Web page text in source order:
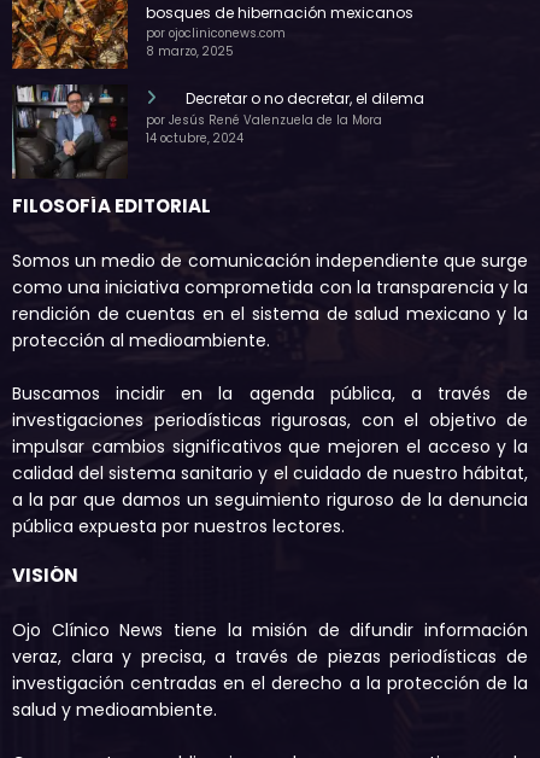
bosques de hibernación mexicanos
por ojocliniconews.com
8 marzo, 2025
Decretar o no decretar, el dilema
por Jesús René Valenzuela de la Mora
14 octubre, 2024
FILOSOFÍA EDITORIAL
Somos un medio de comunicación independiente que surge
como una iniciativa comprometida con la transparencia y la
rendición de cuentas en el sistema de salud mexicano y la
protección al medioambiente.
Buscamos incidir en la agenda pública, a través de
investigaciones periodísticas rigurosas, con el objetivo de
impulsar cambios significativos que mejoren el acceso y la
calidad del sistema sanitario y el cuidado de nuestro hábitat,
a la par que damos un seguimiento riguroso de la denuncia
pública expuesta por nuestros lectores.
VISIÓN
Ojo Clínico News tiene la misión de difundir información
veraz, clara y precisa, a través de piezas periodísticas de
investigación centradas en el derecho a la protección de la
salud y medioambiente.